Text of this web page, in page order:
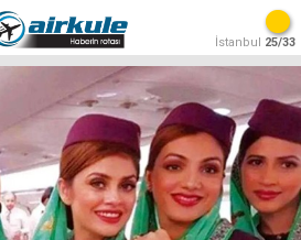
İstanbul 25/33